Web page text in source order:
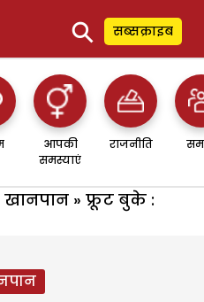
⚲ सब्सक्राइब
आपकी
समस्याएं
राजनीति
खानपान » फ्रूट बुके :